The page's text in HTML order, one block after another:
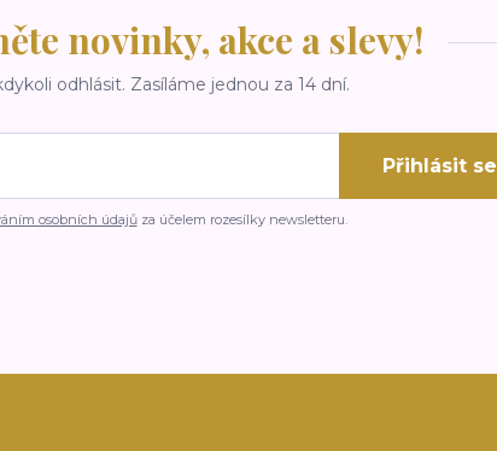
novinky, akce a slevy!
odhlásit. Zasíláme jednou za 14 dní.
Přihlásit se
osobních údajůza účelem rozesílky newsletteru.